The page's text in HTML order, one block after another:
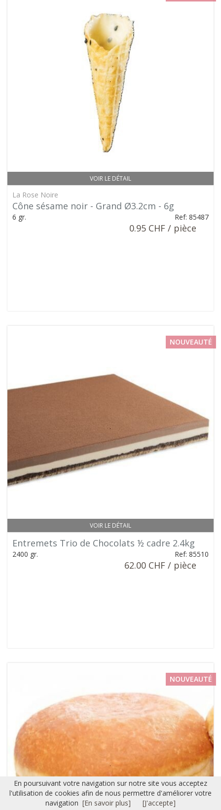
VOIR LE DÉTAIL
La Rose Noire
Cône sésame noir - Grand Ø3.2cm - 6g
6 gr. Ref: 85487
0.95 CHF / pièce
VOIR LE DÉTAIL
NOUVEAUTÉ
Entremets Trio de Chocolats ½ cadre 2.4kg
2400 gr. Ref: 85510
62.00 CHF / pièce
NOUVEAUTÉ
En poursuivant votre navigation sur notre site vous acceptez
l'utilisation de cookies afin de nous permettre d'améliorer votre
navigation [En savoir plus] [J'accepte]